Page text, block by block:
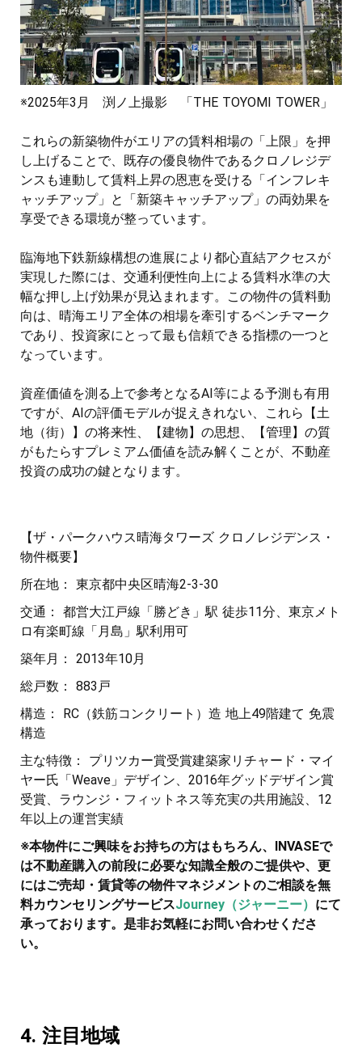
※2025年3月 渕ノ上撮影 「THE TOYOMI TOWER」
これらの新築物件がエリアの賃料相場の「上限」を押
し上げることで、既存の優良物件であるクロノレジデ
ンスも連動して賃料上昇の恩恵を受ける「インフレキ
ャッチアップ」と「新築キャッチアップ」の両効果を
享受できる環境が整っています。
臨海地下鉄新線構想の進展により都心直結アクセスが
実現した際には、交通利便性向上による賃料水準の大
幅な押し上げ効果が見込まれます。この物件の賃料動
向は、晴海エリア全体の相場を牽引するベンチマーク
であり、投資家にとって最も信頼できる指標の一つと
なっています。
資産価値を測る上で参考となるAI等による予測も有用
ですが、AIの評価モデルが捉えきれない、これら【土
地（街）】の将来性、【建物】の思想、【管理】の質
がもたらすプレミアム価値を読み解くことが、不動産
投資の成功の鍵となります。
【ザ・パークハウス晴海タワーズ クロノレジデンス・
物件概要】
所在地： 東京都中央区晴海2-3-30
交通： 都営大江戸線「勝どき」駅 徒歩11分、東京メト
ロ有楽町線「月島」駅利用可
築年月： 2013年10月
総戸数： 883戸
構造： RC（鉄筋コンクリート）造 地上49階建て 免震
構造
主な特徴： プリツカー賞受賞建築家リチャード・マイ
ヤー氏「Weave」デザイン、2016年グッドデザイン賞
受賞、ラウンジ・フィットネス等充実の共用施設、12
年以上の運営実績
※本物件にご興味をお持ちの方はもちろん、INVASEで
は不動産購入の前段に必要な知識全般のご提供や、更
にはご売却・賃貸等の物件マネジメントのご相談を無
料カウンセリングサービスJourney（ジャーニー） にて
承っております。是非お気軽にお問い合わせくださ
い。
4. 注目地域